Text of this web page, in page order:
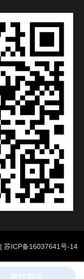
苏ICP备16037641号-14
拨打电话